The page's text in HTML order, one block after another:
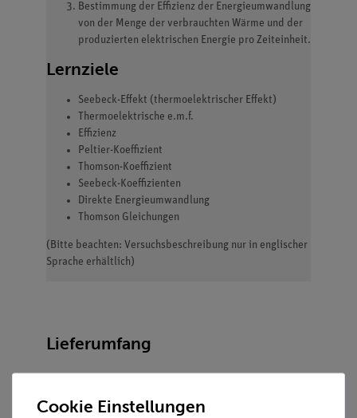
Bestimmung der Effizienz der Energieumwandlung
von der Menge der verbrauchten Wärme und der
produzierten elektrischen Energie pro Zeiteinheit.
Lernziele
Seebeck-Effekt (thermoelektrischer Effekt)
Thermoelektrische e.m.f.
Effizienz
Peltier-Koeffizient
Thomson-Koeffizient
Seebeck-Koeffizienten
Direkte Energieumwandlung
Thomson Gleichungen
(Bitte beachten: Versuchsbeschreibung nur in englischer
Sprache erhältlich)
Lieferumfang
Wasserbehältern
Cookie Einstellungen